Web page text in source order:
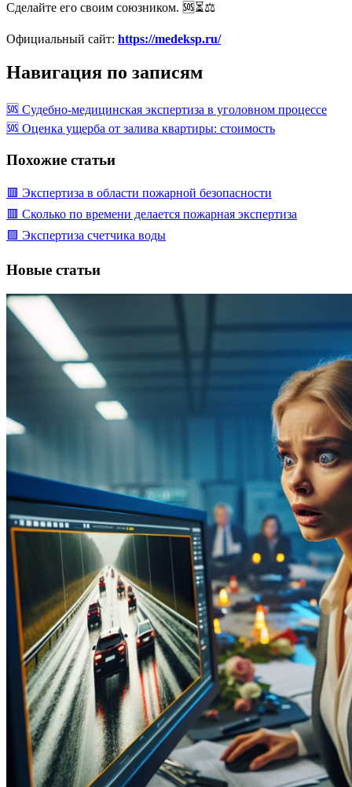
Сделайте его своим союзником. 🆘⏳⚖️
Официальный сайт: https://medeksp.ru/
Навигация по записям
🆘 Судебно-медицинская экспертиза в уголовном процессе
🆘 Оценка ущерба от залива квартиры: стоимость
Похожие статьи
🟥 Экспертиза в области пожарной безопасности
🟥 Сколько по времени делается пожарная экспертиза
🟩 Экспертиза счетчика воды
Новые статьи